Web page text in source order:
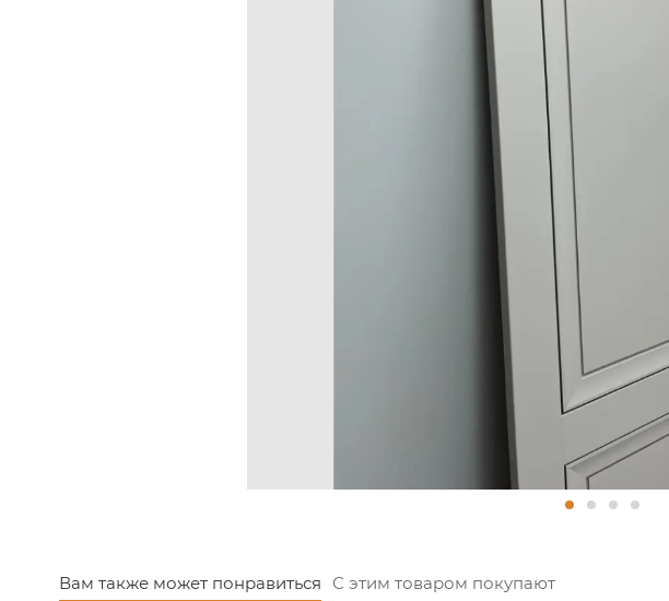
кашированное полотно и/или декоративное стекло с
Важно! Сроки изготовления и стоимость дверного комплекта
Для заказа дверей нестандартных размеров обратитесь к
Вам также может понравиться С этим товаром покупают